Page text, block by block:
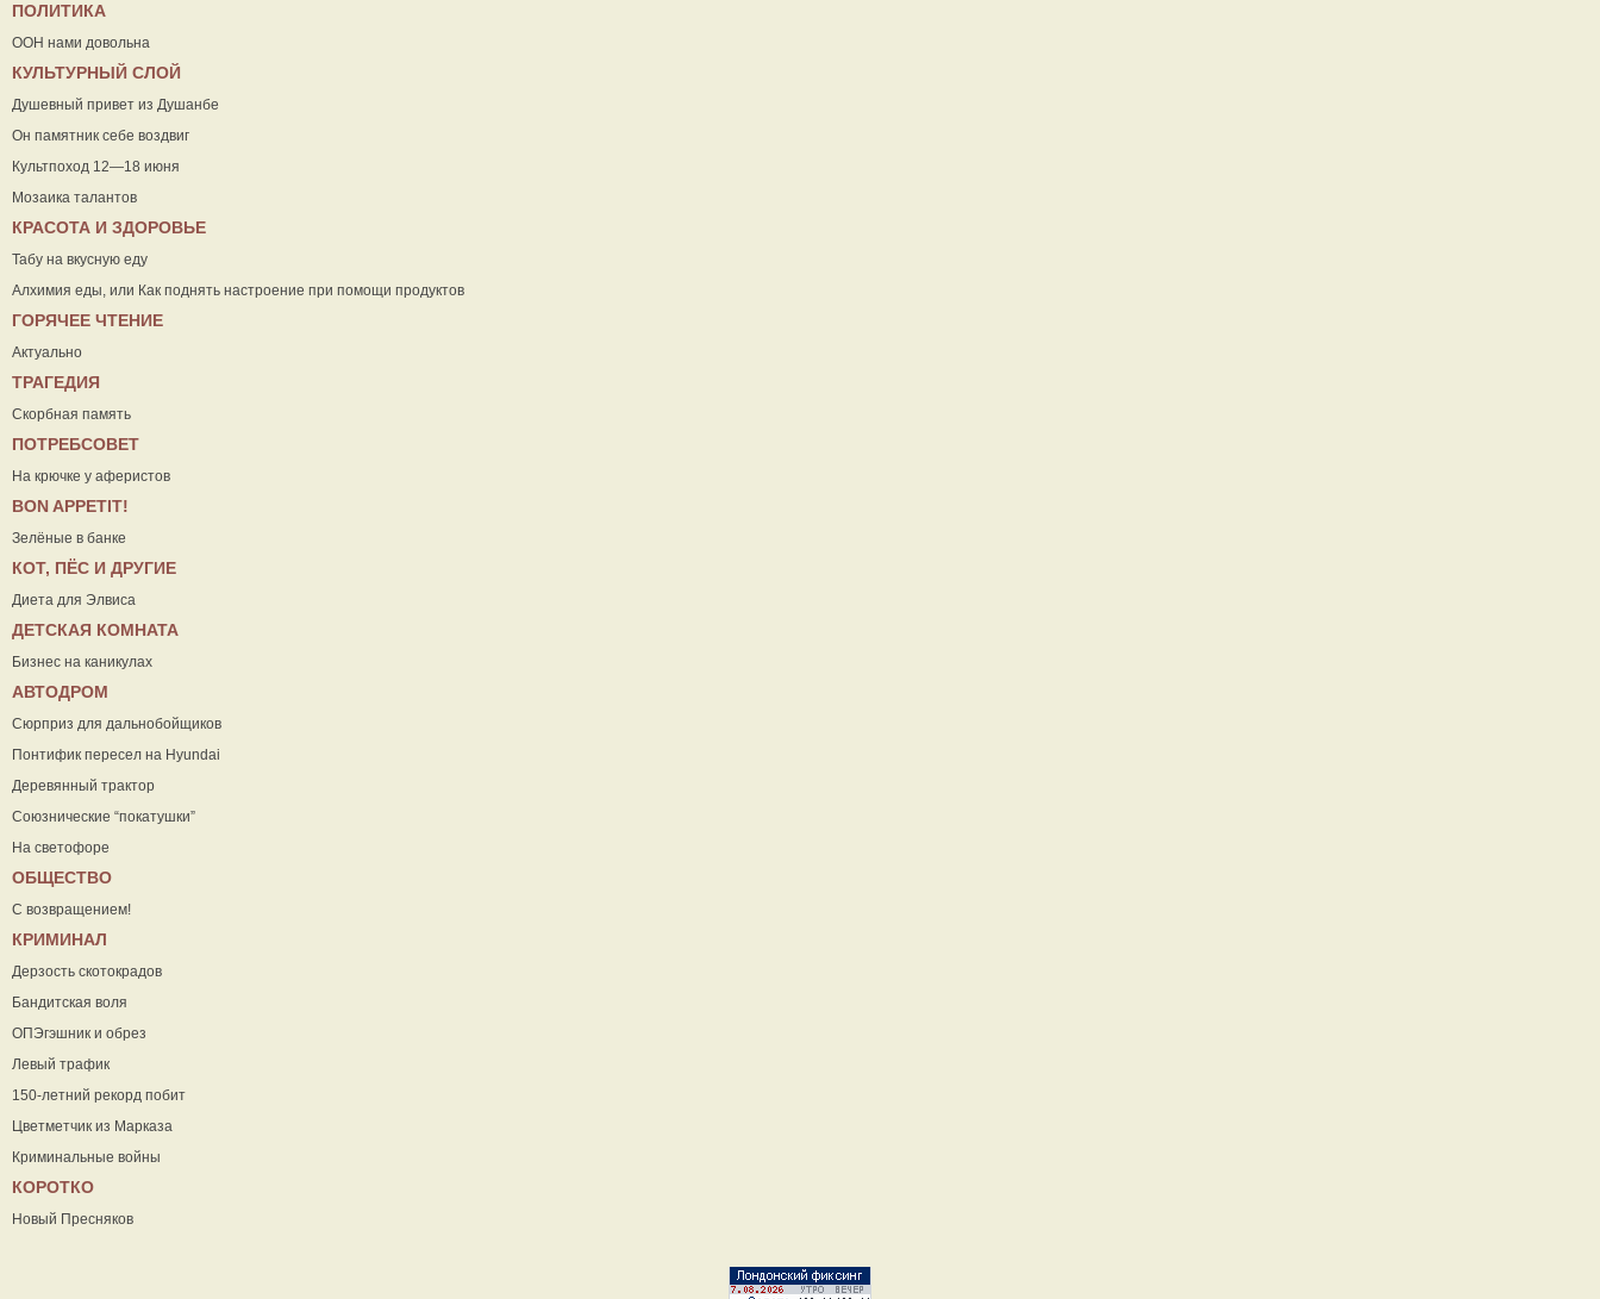
ПОЛИТИКА
ООН нами довольна
КУЛЬТУРНЫЙ СЛОЙ
Душевный привет из Душанбе
Он памятник себе воздвиг
Культпоход 12—18 июня
Мозаика талантов
КРАСОТА И ЗДОРОВЬЕ
Табу на вкусную еду
Алхимия еды, или Как поднять настроение при помощи продуктов
ГОРЯЧЕЕ ЧТЕНИЕ
Актуально
ТРАГЕДИЯ
Скорбная память
ПОТРЕБСОВЕТ
На крючке у аферистов
ВON APPETIT!
Зелёные в банке
КОТ, ПЁС И ДРУГИЕ
Диета для Элвиса
ДЕТСКАЯ КОМНАТА
Бизнес на каникулах
АВТОДРОМ
Сюрприз для дальнобойщиков
Понтифик пересел на Hyundai
Деревянный трактор
Союзнические “покатушки”
На светофоре
ОБЩЕСТВО
С возвращением!
КРИМИНАЛ
Дерзость скотокрадов
Бандитская воля
ОПЭгэшник и обрез
Левый трафик
150-летний рекорд побит
Цветметчик из Марказа
Криминальные войны
КОРОТКО
Новый Пресняков